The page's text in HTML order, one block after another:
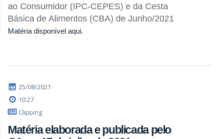
ao Consumidor (IPC-CEPES) e da Cesta
Básica de Alimentos (CBA) de Junho/2021
Matéria disponível aqui.
25/08/2021
10:27
Clipping
Matéria elaborada e publicada pelo